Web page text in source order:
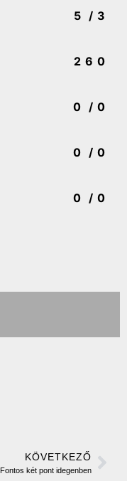
5 / 3
2 6 0
0 / 0
0 / 0
0 / 0
KÖVETKEZŐ
Fontos két pont idegenben